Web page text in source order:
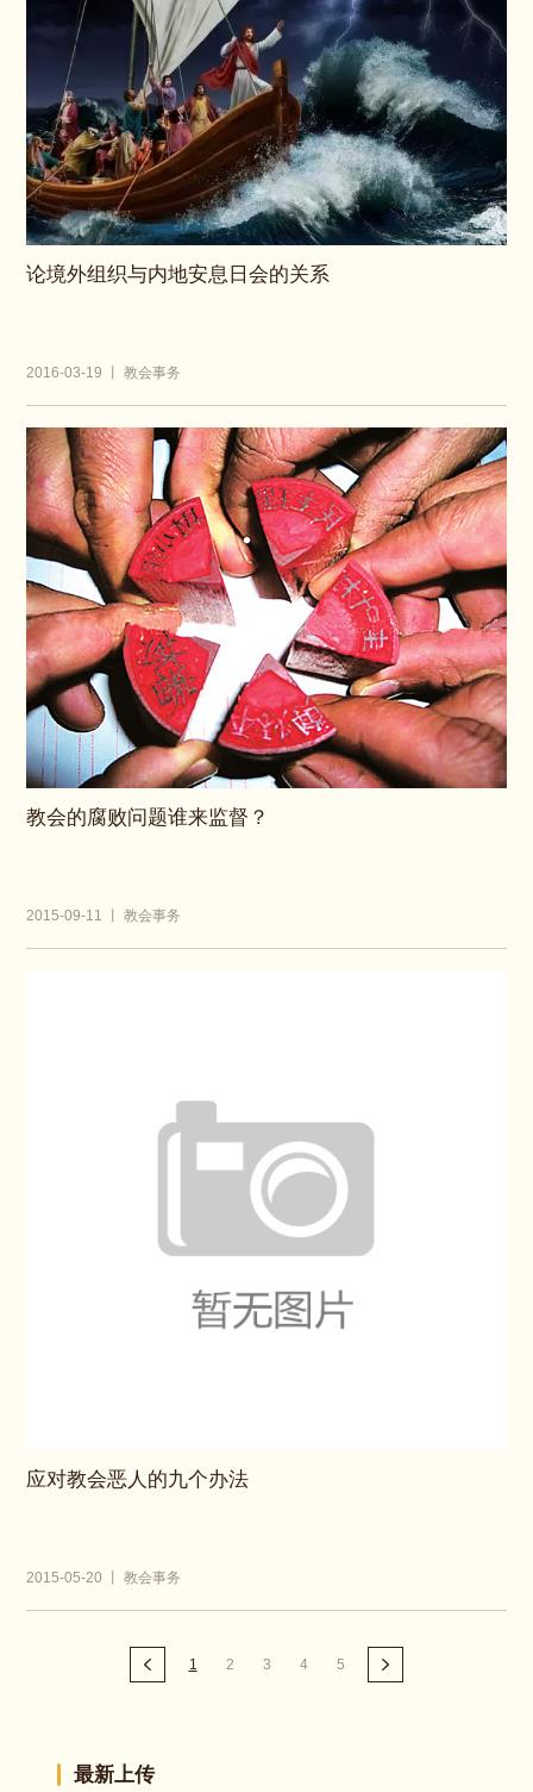
论境外组织与内地安息日会的关系
2016-03-19 丨 教会事务
教会的腐败问题谁来监督？
2015-09-11 丨 教会事务
应对教会恶人的九个办法
2015-05-20 丨 教会事务
1 2 3 4 5
最新上传